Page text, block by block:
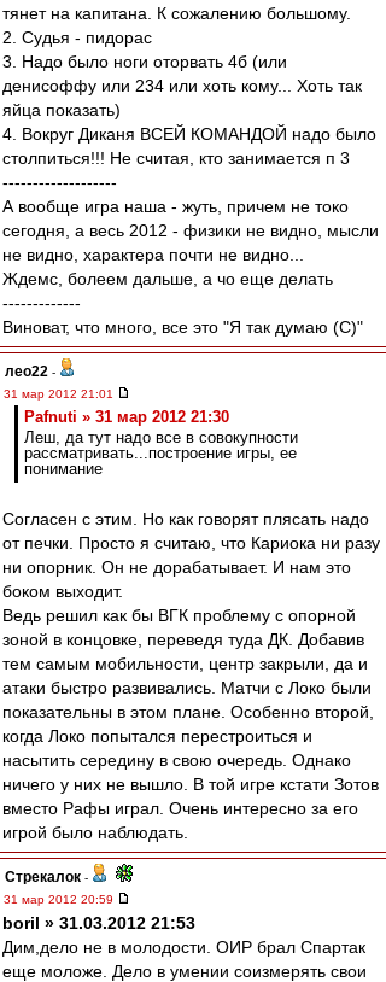
тянет на капитана. К сожалению большому.
2. Судья - пидорас
3. Надо было ноги оторвать 4б (или
денисоффу или 234 или хоть кому... Хоть так
яйца показать)
4. Вокруг Диканя ВСЕЙ КОМАНДОЙ надо было
столпиться!!! Не считая, кто занимается п 3
-------------------
А вообще игра наша - жуть, причем не токо
сегодня, а весь 2012 - физики не видно, мысли
не видно, характера почти не видно...
Ждемс, болеем дальше, а чо еще делать
-------------
Виноват, что много, все это "Я так думаю (С)"
лео22 -
31 мар 2012 21:01
Pafnuti » 31 мар 2012 21:30
Леш, да тут надо все в совокупности
рассматривать...построение игры, ее
понимание
Согласен с этим. Но как говорят плясать надо
от печки. Просто я считаю, что Кариока ни разу
ни опорник. Он не дорабатывает. И нам это
боком выходит.
Ведь решил как бы ВГК проблему с опорной
зоной в концовке, переведя туда ДК. Добавив
тем самым мобильности, центр закрыли, да и
атаки быстро развивались. Матчи с Локо были
показательны в этом плане. Особенно второй,
когда Локо попытался перестроиться и
насытить середину в свою очередь. Однако
ничего у них не вышло. В той игре кстати Зотов
вместо Рафы играл. Очень интересно за его
игрой было наблюдать.
Стрекалок -
31 мар 2012 20:59
boril » 31.03.2012 21:53
Дим,дело не в молодости. ОИР брал Спартак
еще моложе. Дело в умении соизмерять свои